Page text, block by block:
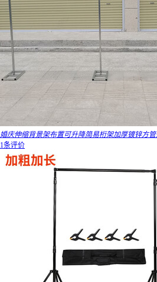
婚庆伸缩背景架布置可升降简易桁架加厚镀锌方
1条评价